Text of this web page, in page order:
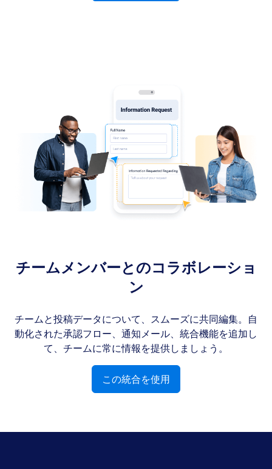
チームメンバーとのコラボレーショ
ン
チームと投稿データについて、スムーズに共同編集。自
動化された承認フロー、通知メール、統合機能を追加し
て、チームに常に情報を提供しましょう。
この統合を使用